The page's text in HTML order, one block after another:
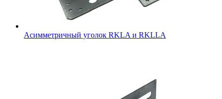
Асимметричный уголок RKLA и RKLLA